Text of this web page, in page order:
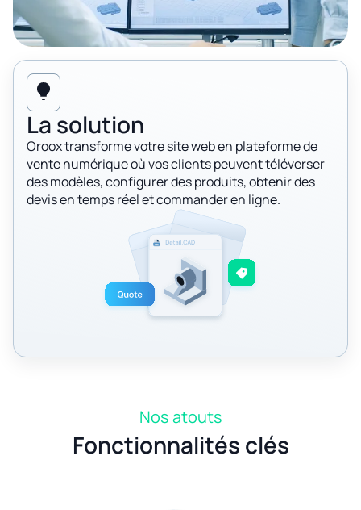
La solution
Oroox transforme votre site web en plateforme de
vente numérique où vos clients peuvent téléverser
des modèles, configurer des produits, obtenir des
devis en temps réel et commander en ligne.
Nos atouts
Fonctionnalités clés